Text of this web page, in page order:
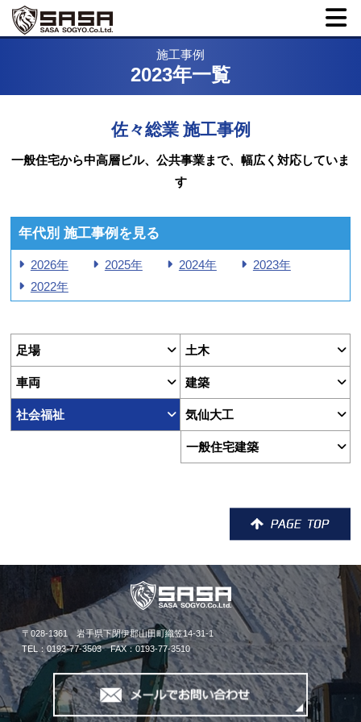
施工事例
2023年一覧
佐々総業 施工事例
一般住宅から中高層ビル、公共事業まで、幅広く対応していま
す
年代別 施工事例を見る
2026年 2025年 2024年
2023年
2022年
足場 土木
車両 建築
社会福祉 気仙大工
一般住宅建築
〒028-1361 岩手県下閉伊郡山田町織笠14-31-1
TEL：0193-77-3503 FAX：0193-77-3510